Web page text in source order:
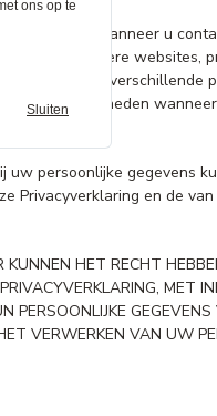
of wanneer u
met andere websites,
vallen onder verschillende
gelegenheden
persoonlijke gegevens
en de
HET RECHT
MET
VERWERKEN VAN UW